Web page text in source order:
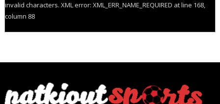
invalid characters. XML error: XML_ERR_NAME_REQUIRED at line 168,
column 88